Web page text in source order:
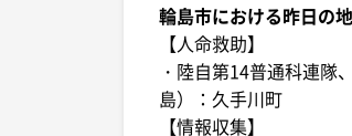
輪島市における昨日の
【人命救助】
・陸自第14普通科連
島）：久手川町
【情報収集】